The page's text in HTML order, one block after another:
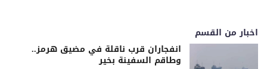
اخبار من القسم
انفجاران قرب ناقلة في مضيق هرمز..
وطاقم السفينة بخير